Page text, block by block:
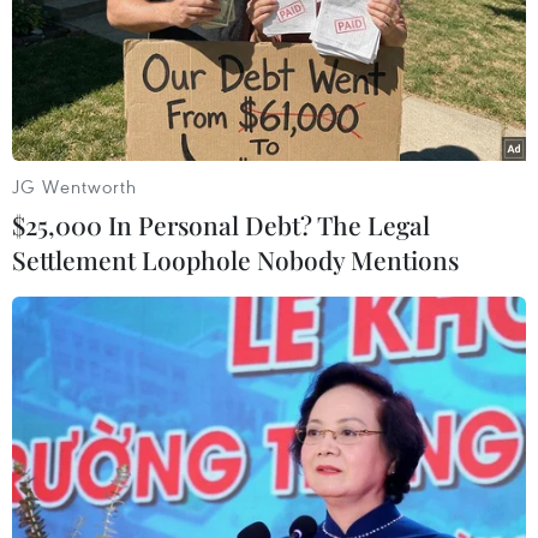
2. Duy trì nhiệt độ trong nhà
Giữ nhiệt độ phòng khoảng 20-24°C.
Đóng kín cửa sổ, sử dụng rèm dày để tránh
gió lùa.
Nếu có điều kiện, dùng máy sưởi, túi
chườm nóng hoặc đệm sưởi khi ngủ.
Tránh dùng quá nhiều lò sưởi than hoặc
gas trong phòng kín vì có thể gây ngộ độc
3. Ăn uống giúp giữ ấm cơ thể
Uống nước ấm: Giúp cơ thể duy trì nhiệt độ
và lưu thông máu tốt hơn.
Ăn thực phẩm giàu năng lượng: Như thịt,
cá, trứng, sữa, các loại hạt, khoai lang,
cháo nóng...
JG Wentworth
$25,000 In Personal Debt? The Legal
Settlement Loophole Nobody Mentions